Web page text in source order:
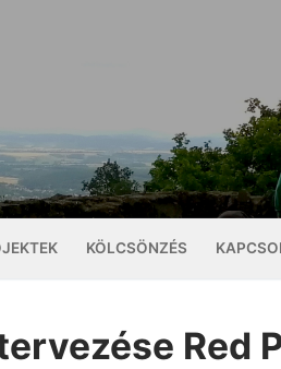
KÖLCSÖNZÉS
Red